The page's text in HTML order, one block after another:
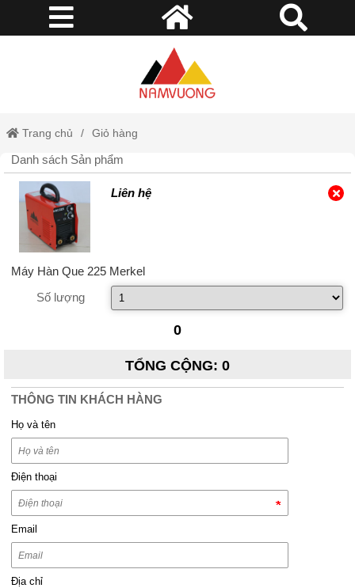
Trang chủ Giỏ hàng
Danh sách Sản phẩm
Liên hệ
Máy Hàn Que 225 Merkel
Số lượng
0
TỔNG CỘNG: 0
THÔNG TIN KHÁCH HÀNG
Họ và tên
Điện thoại
Email
Địa chỉ